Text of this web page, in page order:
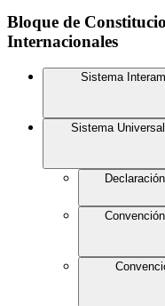
Bloque de
Internacionales
Sistema
Sistema